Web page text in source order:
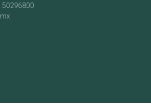
50296800